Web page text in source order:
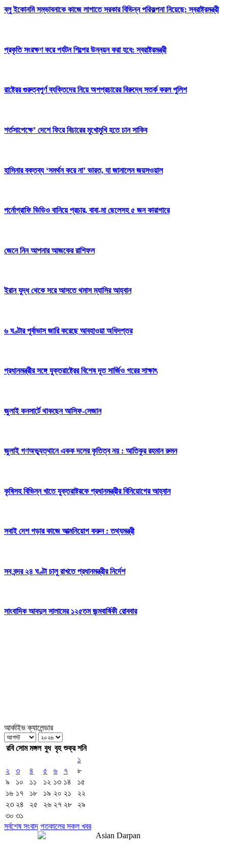
ব্লু ইকোনমি সম্ভাবনাকে কাজে লাগাতে সরকার বিভিন্ন পরিকল্পনা নিয়েছে: স্বরাষ্ট্রমন্ত্রী
প্রকৃতি সংরক্ষণ করে পর্যটন শিল্পের উন্নয়ন করা হবে: স্বরাষ্ট্রমন্ত্রী
রাষ্ট্রের গুরুত্বপূর্ণ ব্যক্তিদের নিয়ে অপপ্রচারের বিরুদ্ধে সতর্ক করল পুলিশ
শর্তসাপেক্ষে’ দেশে ফিরে বিচারের মুখোমুখি হতে চান সাকিব
হাসিনার বক্তব্য ‘সমর্থন করে না’ ভারত, যা জানালেন জয়সওয়াল
পর্নোগ্রাফি ভিডিও বানিয়ে প্রচার, বাবা-মা ছেলেসহ ৫ জন কারাগারে
জেনে নিন আপনার আজকের রাশিফল
ইরান যুদ্ধ থেকে সরে আসতে থমাস ম্যাসির আহ্বান
৬ ঘণ্টার পূর্বাভাস জারি করেছে আবহাওয়া অধিদপ্তর
প্রধানমন্ত্রীর সঙ্গে যুক্তরাষ্ট্রের বিশেষ দূত সার্জিও গরের সাক্ষাৎ
জুলাই কনসার্টে থাকছেন আসিফ-সেজান
জুলাই গণঅভ্যুত্থানে একক দলের কৃতিত্ব নয় : আতিকুর রহমান রুমন
কৃষিসহ বিভিন্ন খাতে যুক্তরাষ্ট্রকে প্রধানমন্ত্রীর বিনিয়োগের আহ্বান
সবাই দেশ গড়ার কাজে আত্মনিয়োগ করুন : তথ্যমন্ত্রী
সব বন্দর ২৪ ঘণ্টা চালু রাখতে প্রধানমন্ত্রীর নির্দেশ
সাংবাদিক আবদুস সালামের ১২৫তম জন্মবার্ষিকী রোববার
আর্কাইভ ক্যালেন্ডার
রবি সোম মঙ্গল বুধ বৃহ শুক্র শনি
১
২
৩ ৪ ৫ ৬ ৭
৮
৯
১০ ১১ ১২ ১৩ ১৪
১৫
১৬ ১৭ ১৮ ১৯ ২০ ২১
২২
২৩ ২৪ ২৫ ২৬ ২৭ ২৮
২৯
৩০ ৩১
সর্বশেষ সংবাদ গতকালের সকল খবর